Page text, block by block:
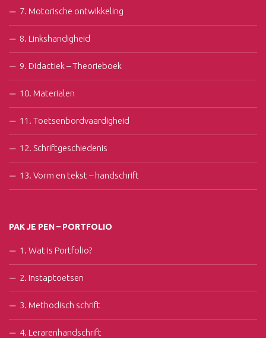
7. Motorische ontwikkeling
8. Linkshandigheid
9. Didactiek – Theorieboek
10. Materialen
11. Toetsenbordvaardigheid
12. Schriftgeschiedenis
13. Vorm en tekst – handschrift
PAK JE PEN – PORTFOLIO
1. Wat is Portfolio?
2. Instaptoetsen
3. Methodisch schrift
4. Lerarenhandschrift